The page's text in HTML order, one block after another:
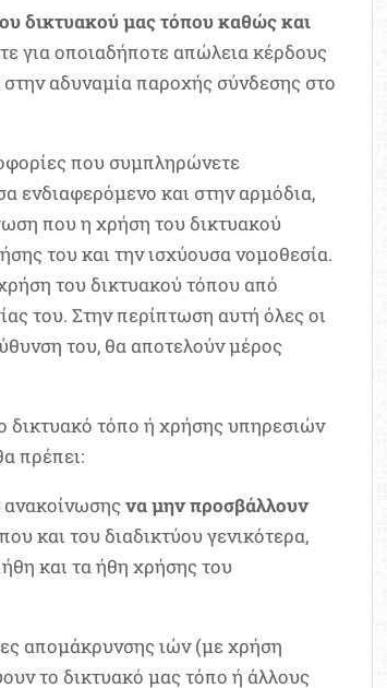
δικτυακού μας τόπου καθώς και
για οποιαδήποτε απώλεια κέρδους
στην αδυναμία παροχής σύνδεσης στο
που συμπληρώνετε
ενδιαφερόμενο και στην αρμόδια,
που η χρήση του δικτυακού
του και την ισχύουσα νομοθεσία.
του δικτυακού τόπου από
του. Στην περίπτωση αυτή όλες οι
του, θα αποτελούν μέρος
δικτυακό τόπο ή χρήσης υπηρεσιών
πρέπει:
ανακοίνωσηςναμην προσβάλλουν
και του διαδικτύου γενικότερα,
και τα ήθη χρήσης του
απομάκρυνσης ιών (με χρήση
το δικτυακό μας τόπο ή άλλους